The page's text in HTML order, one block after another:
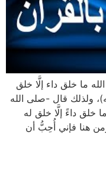
ما خلق داء إلَّا خلق
ولذلك قال -صلى الله
خلق داءً إلَّا خلق له
هنا فإني أُحِبُّ أن